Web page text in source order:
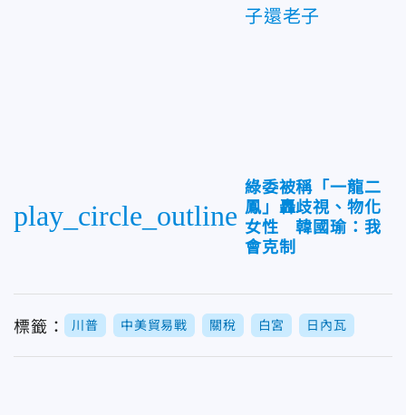
子還老子
play_circle_outline
綠委被稱「一龍二
鳳」轟歧視、物化
女性 韓國瑜：我
會克制
標籤： 川普 中美貿易戰 關稅 白宮 日內瓦